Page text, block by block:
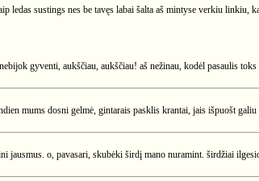
sustings nes be tavęs labai šalta aš mintyse verkiu linkiu,
gyventi, aukščiau, aukščiau! aš nežinau, kodėl pasaulis
mums dosni gelmė, gintarais pasklis krantai, jais išpuošt
jausmus. o, pavasari, skubėki širdį mano nuramint. širdžiai